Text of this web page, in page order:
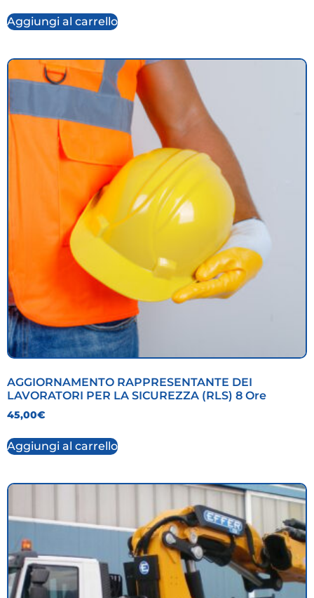
Aggiungi al carrello
AGGIORNAMENTO RAPPRESENTANTE DEI
LAVORATORI PER LA SICUREZZA (RLS) 8 Ore
45,00€
Aggiungi al carrello